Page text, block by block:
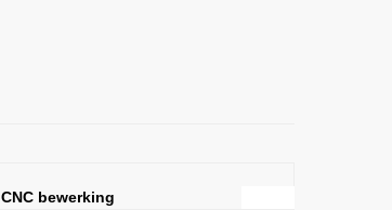
CNC bewerking